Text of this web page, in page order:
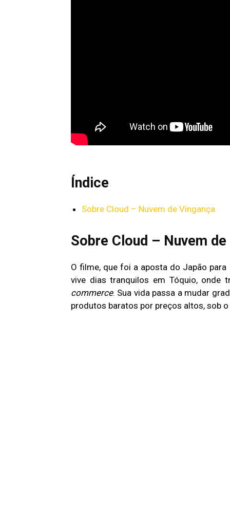
Índice
Sobre Cloud – Nuvem de Vingança
Sobre Cloud – Nuvem
O filme, que foi a aposta do Japão para
vive dias tranquilos em Tóquio,
commerce. Sua vida passa a mudar
produtos baratos por preços altos, sob